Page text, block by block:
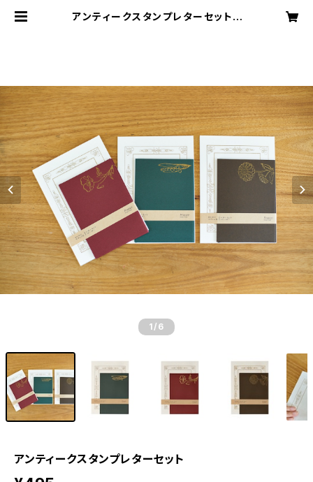
アンティークスタンプレターセット |
1 /6
アンティークスタンプレターセット